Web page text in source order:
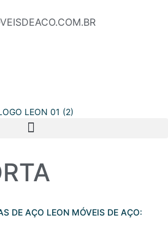
DE AÇO LEON MÓVEIS DE AÇO: